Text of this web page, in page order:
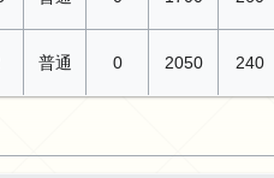
普通 0 2050 240